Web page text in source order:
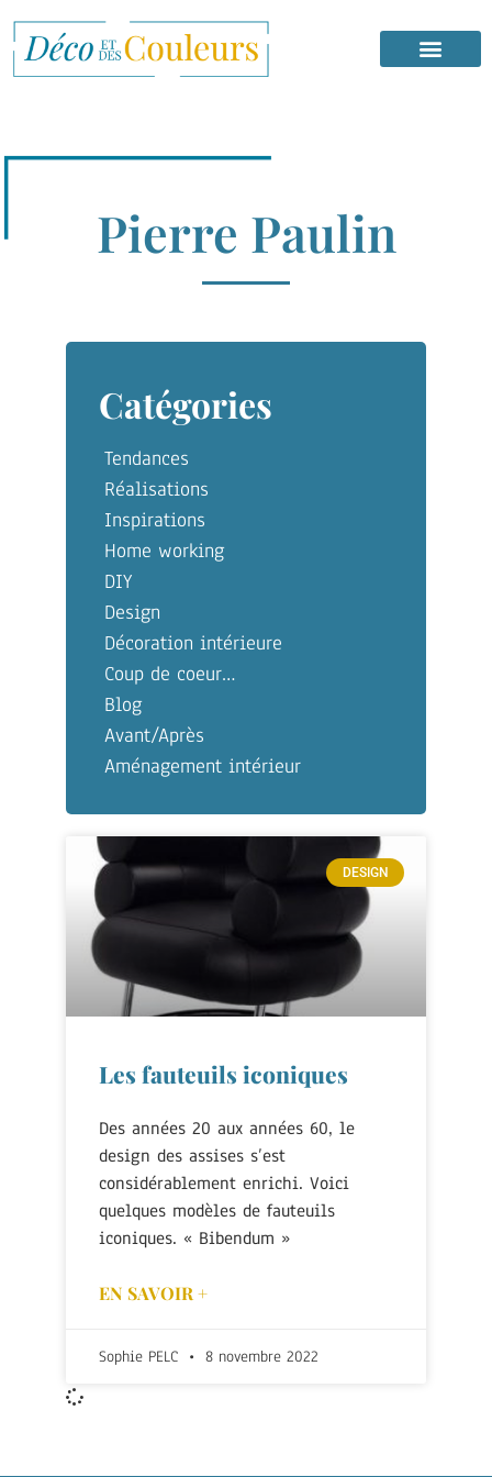
Pierre Paulin
Catégories
Tendances
Réalisations
Inspirations
Home working
DIY
Design
Décoration intérieure
Coup de coeur…
Blog
Avant/Après
Aménagement intérieur
DESIGN
Les fauteuils iconiques
Des années 20 aux années 60, le
design des assises s’est
considérablement enrichi. Voici
quelques modèles de fauteuils
iconiques. « Bibendum »
EN SAVOIR +
Sophie PELC 8 novembre 2022